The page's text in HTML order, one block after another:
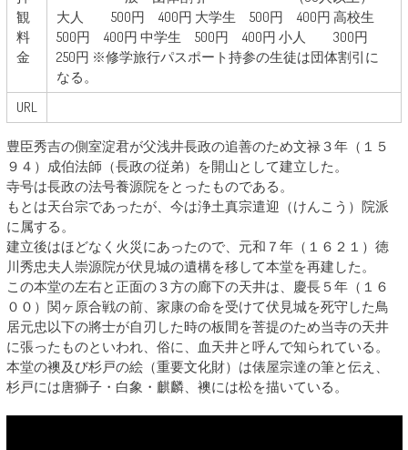
観
料
金
大人 500円 400円 大学生 500円 400円 高校生
500円 400円 中学生 500円 400円 小人 300円
250円 ※修学旅行パスポート持参の生徒は団体割引に
なる。
URL
豊臣秀吉の側室淀君が父浅井長政の追善のため文禄３年（１５
９４）成伯法師（長政の従弟）を開山として建立した。
寺号は長政の法号養源院をとったものである。
もとは天台宗であったが、今は浄土真宗遣迎（けんこう）院派
に属する。
建立後はほどなく火災にあったので、元和７年（１６２１）徳
川秀忠夫人崇源院が伏見城の遺構を移して本堂を再建した。
この本堂の左右と正面の３方の廊下の天井は、慶長５年（１６
００）関ヶ原合戦の前、家康の命を受けて伏見城を死守した鳥
居元忠以下の將士が自刃した時の板間を菩提のため当寺の天井
に張ったものといわれ、俗に、血天井と呼んで知られている。
本堂の襖及び杉戸の絵（重要文化財）は俵屋宗達の筆と伝え、
杉戸には唐獅子・白象・麒麟、襖には松を描いている。